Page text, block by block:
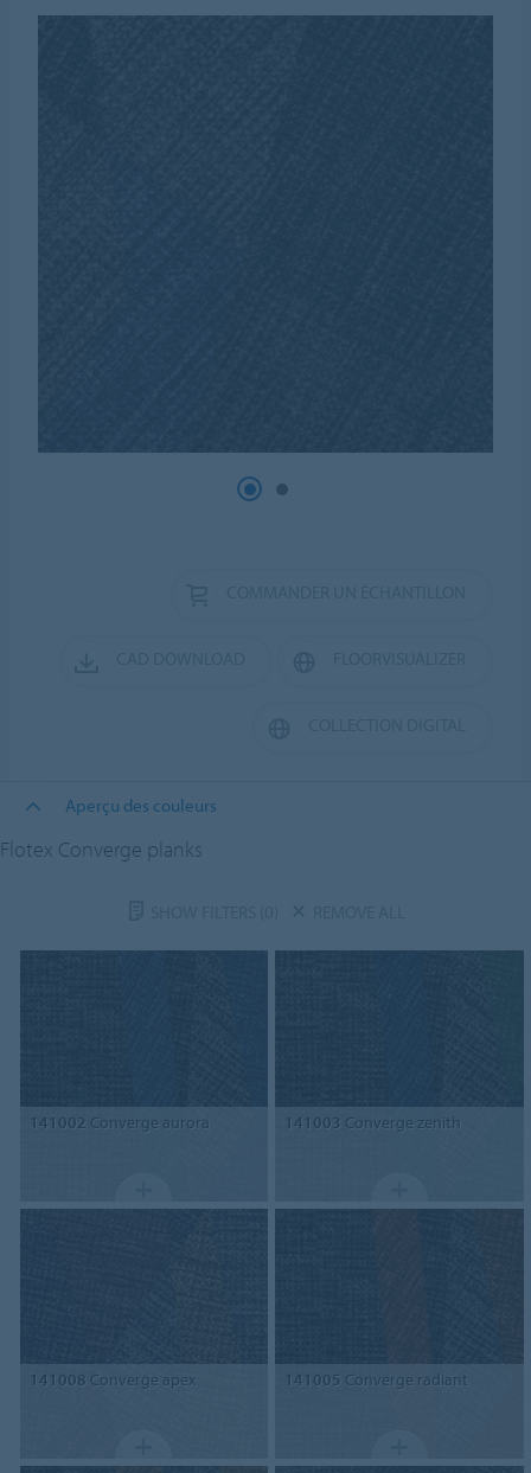
Aperçu des couleurs
Flotex Converge planks
141002 Converge aurora 141003 Converge zenith
141008 Converge apex 141005 Converge radiant